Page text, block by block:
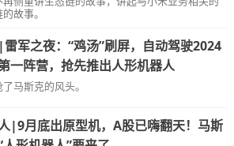
故事。
军之夜：“鸡汤”刷屏，自动驾驶2024
一阵营，抢先推出人形机器人
马斯克的风头。
|9月底出原型机，A股已嗨翻天！马斯